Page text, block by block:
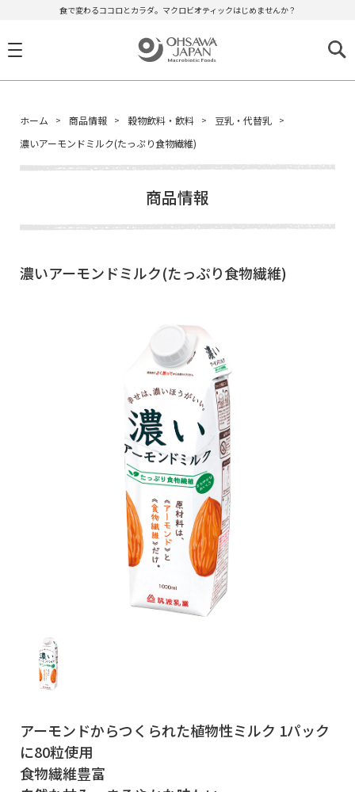
食で変わるココロとカラダ。マクロビオティックはじめませんか？
ホーム 商品情報 穀物飲料・飲料
豆乳・代替乳
濃いアーモンドミルク(たっぷり食物繊維)
商品情報
濃いアーモンドミルク(たっぷり食物繊維)
アーモンドからつくられた植物性ミルク 1パック
に80粒使用
食物繊維豊富